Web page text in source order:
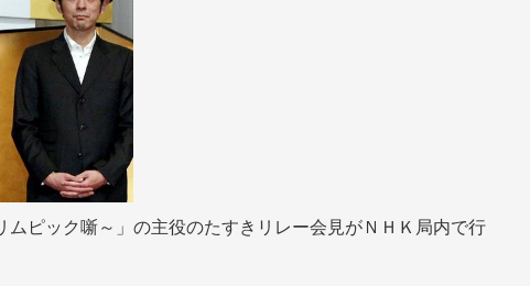
ピック噺～」の主役のたすきリレー会見がＮＨＫ局内で行